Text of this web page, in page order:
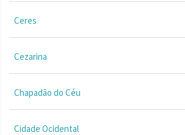
Ceres
Cezarina
Chapadão do Céu
Cidade Ocidental